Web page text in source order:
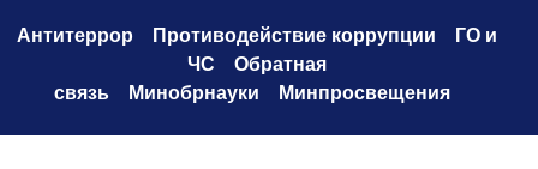
Антитеррор Противодействие коррупции
ГО и
ЧС
Обратная
связь
Минобрнауки Минпросвещения